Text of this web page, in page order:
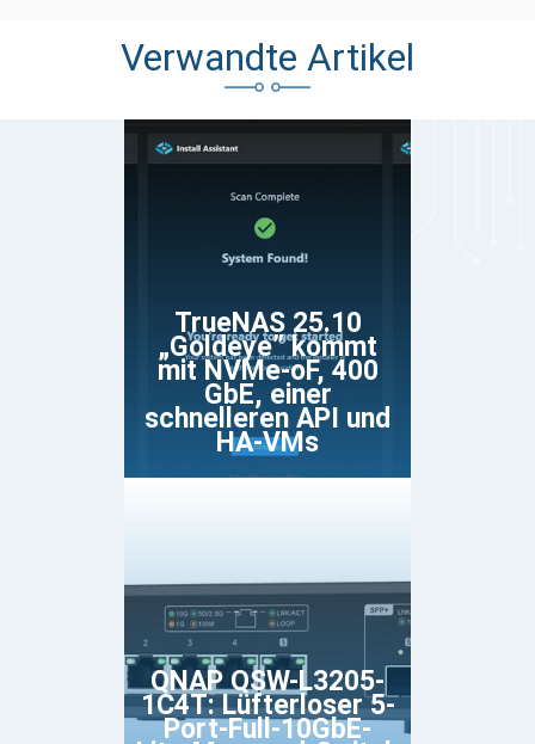
Verwandte Artikel
TrueNAS 25.10
„Goldeye” kommt
mit NVMe-oF, 400
GbE, einer
schnelleren API und
HA-VMs
QNAP QSW-L3205-
1C4T: Lüfterloser 5-
Port-Full-10GbE-